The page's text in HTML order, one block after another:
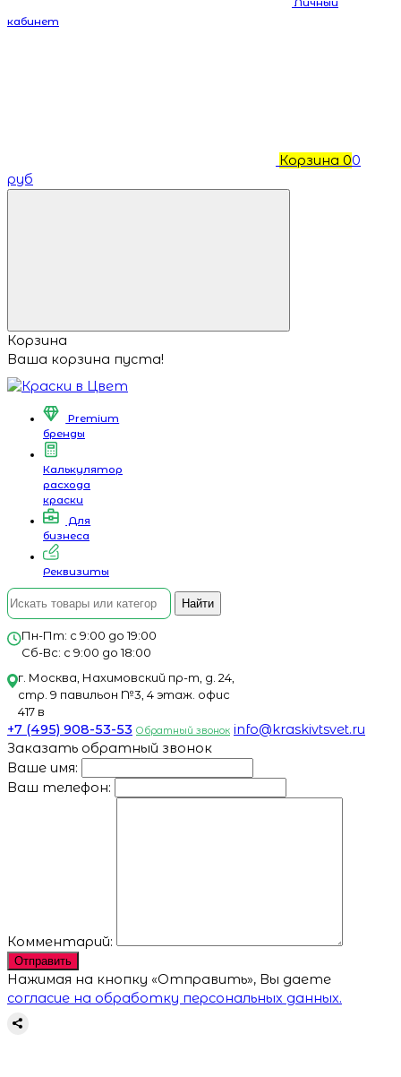
кабинет
Корзина 00
руб
Корзина
Ваша корзина пуста!
Premium
бренды
Калькулятор
расхода
краски
Для
бизнеса
Реквизиты
Найти
Пн-Пт: с 9:00 до 19:00
Сб-Вс: с 9:00 до 18:00
г. Москва, Нахимовский пр-т, д. 24,
стр. 9 павильон №3, 4 этаж. офис
417 в
+7 (495) 908-53-53 Обратный звонок info@kraskivtsvet.ru
Заказать обратный звонок
Ваше имя:
Ваш телефон:
Комментарий:
Отправить
Нажимая на кнопку «Отправить», Вы даете
согласие на обработку персональных данных.